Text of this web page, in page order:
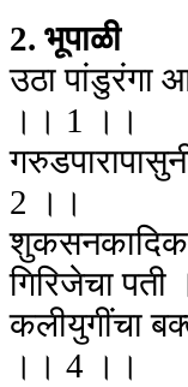
2. भूपाळी
उठा पांडुरंगा
।। 1 ।।
2 ।।
शुकसनकादिक
गिरिजेचा
कलीयुगींचा
।। 4 ।।